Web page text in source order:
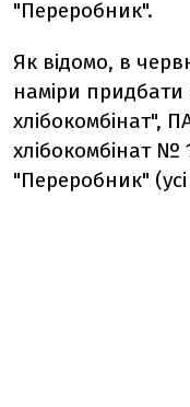
"Переробник".
Як відомо, в
наміри придбати
хлібокомбінат",
хлібокомбінат №
"Переробник"